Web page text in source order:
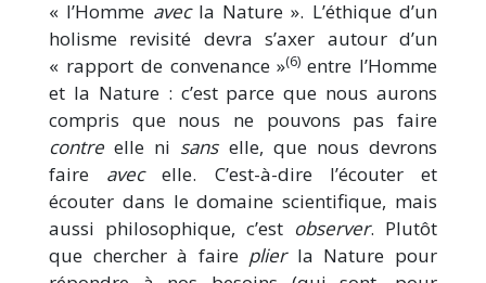
« l’Homme avec la Nature ». L’éthique d’un
holisme revisité devra s’axer autour d’un
« rapport de convenance »(6) entre l’Homme
et la Nature : c’est parce que nous aurons
compris que nous ne pouvons pas faire
contre elle ni sanselle, que nous devrons
faire avecelle. C’est-à-dire l’écouter et
écouter dans le domaine scientifique, mais
aussi philosophique, c’est observer. Plutôt
que chercher à faire plierla Nature pour